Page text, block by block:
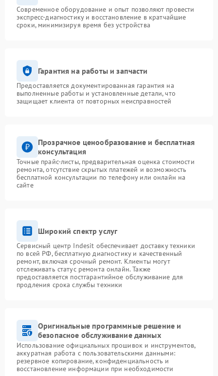
Современное оборудование и опыт позволяют провести
экспресс-диагностику и восстановление в кратчайшие
сроки, минимизируя время без устройства
Гарантия на работы и запчасти
Предоставляется документированная гарантия на
выполненные работы и установленные детали, что
защищает клиента от повторных неисправностей
Прозрачное ценообразование и бесплатная
консультация
Точные прайс-листы, предварительная оценка стоимости
ремонта, отсутствие скрытых платежей и возможность
бесплатной консультации по телефону или онлайн на
сайте
Широкий спектр услуг
Сервисный центр Indesit обеспечивает доставку техники
по всей РФ, бесплатную диагностику и качественный
ремонт, включая срочный ремонт. Клиенты могут
отслеживать статус ремонта онлайн. Также
предоставляется постгарантийное обслуживание для
продления срока службы техники
Оригинальные программные решение и
безопасное обслуживание данных
Использование официальных прошивок и инструментов,
аккуратная работа с пользовательскими данными:
резервное копирование, конфиденциальность и
восстановление информации при необходимости